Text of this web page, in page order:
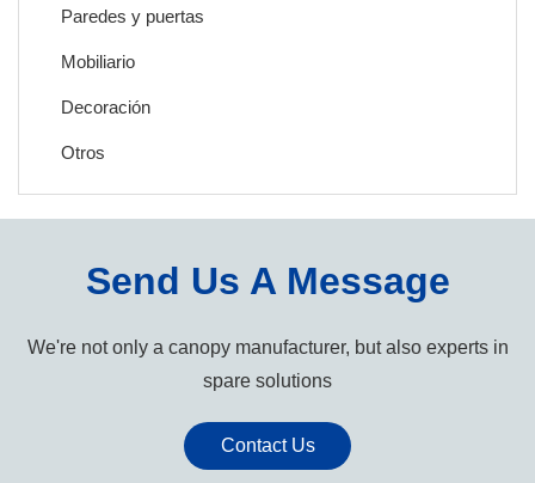
Paredes y puertas
Mobiliario
Decoración
Otros
Send Us A Message
We're not only a canopy manufacturer, but also experts in
spare solutions
Contact Us